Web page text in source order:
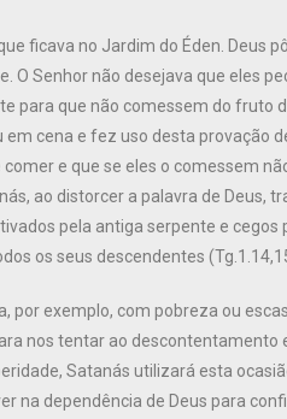
ficava no Jardim do Éden. Deus
O Senhor não desejava que eles
para que não comessem do fruto
cena e fez uso desta provação
e que se eles o comessem
ao distorcer a palavra de Deus,
pela antiga serpente e cegos
os seus descendentes
por exemplo, com pobreza ou
nos tentar ao descontentamento
Satanás utilizará esta
na dependência de Deus para